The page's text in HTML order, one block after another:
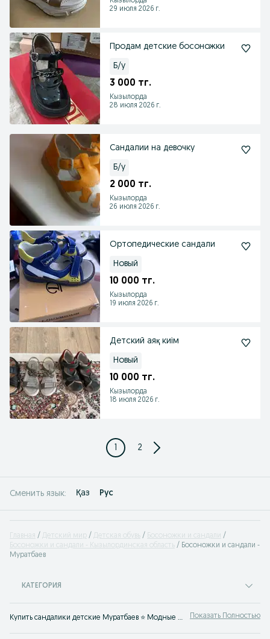
29 июля 2026 г.
Продам детские босоножки
Б/у
3 000 тг.
Кызылорда
28 июля 2026 г.
Сандалии на девочку
Б/у
2 000 тг.
Кызылорда
26 июля 2026 г.
Ортопедические сандали
Новый
10 000 тг.
Кызылорда
19 июля 2026 г.
Детский аяқ киім
Новый
10 000 тг.
Кызылорда
18 июля 2026 г.
1 2
Сменить язык: Қаз Рус
Главная Детский мир Детская обувь
Босоножки и сандали
Босоножки и сандали - Кызылординская область
Босоножки и сандали -
Муратбаев
КАТЕГОРИЯ
Купить сандалики детские Муратбаев ⭐ Модные детские сандали для девочек, мальчиков, подростков ⭐ Купить детские босоножки в любом размере на OLX.kz! Показать Полностью